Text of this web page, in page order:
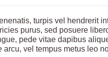
turpis vel hendrerit
purus, sed posuere
pede vitae dapibus
arcu, vel tempus metus leo